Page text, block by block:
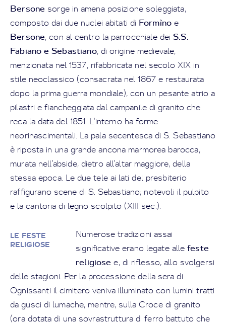
Bersone sorge in amena posizione soleggiata,
composto dai due nuclei abitati di Formìno e
Bersone, con al centro la parrocchiale dei S.S.
Fabiano e Sebastiano, di origine medievale,
menzionata nel 1537, rifabbricata nel secolo XIX in
stile neoclassico (consacrata nel 1867 e restaurata
dopo la prima guerra mondiale), con un pesante atrio a
pilastri e fiancheggiata dal campanile di granito che
reca la data del 1851. L'interno ha forme
neorinascimentali. La pala secentesca di S. Sebastiano
è riposta in una grande ancona marmorea barocca,
murata nell'abside, dietro all'altar maggiore, della
stessa epoca. Le due tele ai lati del presbiterio
raffigurano scene di S. Sebastiano; notevoli il pulpito
e la cantoria di legno scolpito (XIII sec.).
LE FESTE
RELIGIOSE
Numerose tradizioni assai
significative erano legate allefeste
religiose e, di riflesso, allo svolgersi
delle stagioni. Per la processione della sera di
Ognissanti il cimitero veniva illuminato con lumini tratti
da gusci di lumache, mentre, sulla Croce di granito
(ora dotata di una sovrastruttura di ferro battuto che